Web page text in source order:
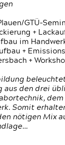
GTÜ-
+
im
+
+
aus den drei
Somit
nötigen Mix